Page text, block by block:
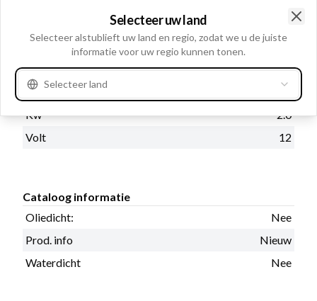
Product informatie
Electrische informatie
Kw
2.0
Volt
12
Cataloog informatie
Oliedicht:
Nee
Prod. info
Nieuw
Waterdicht
Nee
Selecteer uw land
Selecteer alstublieft uw land en regio, zodat we u de juiste
informatie voor uw regio kunnen tonen.
Selecteer land